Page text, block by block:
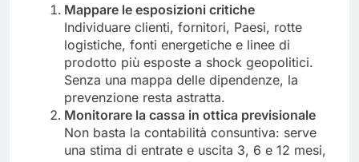
Mappare le esposizioni critiche
Individuare clienti, fornitori, Paesi, rotte
logistiche, fonti energetiche e linee di
prodotto più esposte a shock geopolitici.
Senza una mappa delle dipendenze, la
prevenzione resta astratta.
Monitorare la cassa in ottica previsionale
Non basta la contabilità consuntiva: serve
una stima di entrate e uscita 3, 6 e 12 mesi,